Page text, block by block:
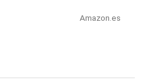
Amazon.es